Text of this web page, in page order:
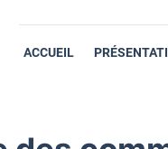
ACCUEIL